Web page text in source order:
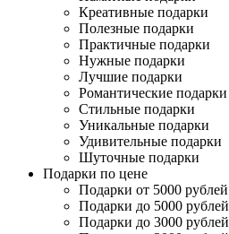
Креативные подарки
Полезные подарки
Практичные подарки
Нужные подарки
Лучшие подарки
Романтические подарки
Стильные подарки
Уникальные подарки
Удивительные подарки
Шуточные подарки
Подарки по цене
Подарки от 5000 рублей
Подарки до 5000 рублей
Подарки до 3000 рублей